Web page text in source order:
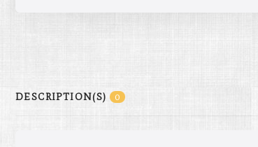
DESCRIPTION(S) 0